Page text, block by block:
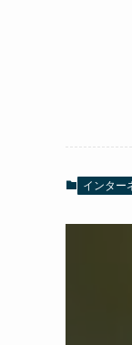
インター